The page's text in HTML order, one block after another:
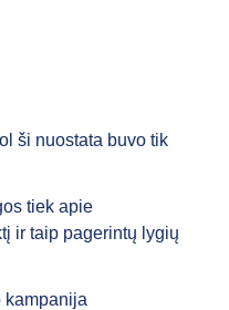
ši nuostata buvo tik
tiek apie
ir taip pagerintų lygių
kampanija